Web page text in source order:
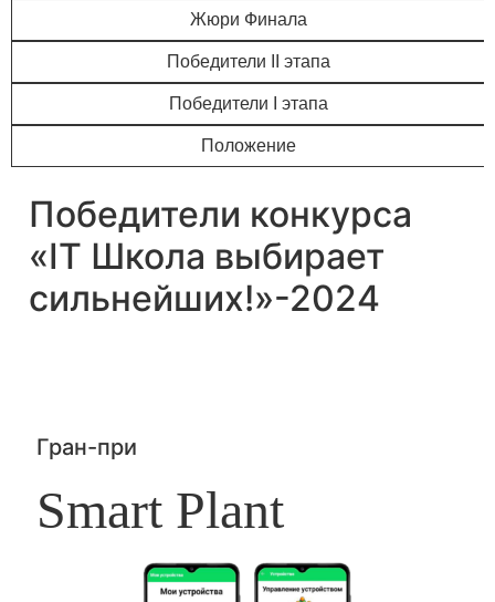
Жюри Финала
Победители II этапа
Победители I этапа
Положение
Победители конкурса
«IT Школа выбирает
сильнейших!»-2024
Гран-при
Smart Plant